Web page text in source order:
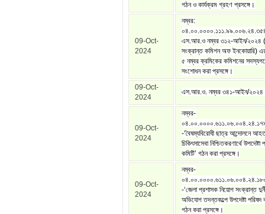
গঠন ও কার্যক্রম গ্রহণ প্রসঙ্গে।
09-Oct-
2024
নম্বর:
এস.আর.ও নম্বর ৩১২-আইন/২০২৪
সংক্রান্ত কমিশন অফ ইনকোয়ারি)
৫ নম্বর ক্রমিকের কমিশনের
সংশোধন করা প্রসঙ্গে।
09-Oct-
2024
এস.আর.ও. নম্বর ৩৪১-আইন/
09-Oct-
2024
নম্বর-
-‘বৈষম্যবিরোধী ছাত্র আন্দোলনে
চিকিৎসাসেবা নিশ্চিতকরণার্থে উপদেষ্টা
কমিটি’ গঠন করা প্রসঙ্গে।
09-Oct-
2024
নম্বর-
-‘জেলা প্রশাসক নিয়োগ সংক্রান্ত
অভিযোগ তদন্তকল্পে উপদেষ্টা পরিষদ
গঠন করা প্রসঙ্গে।